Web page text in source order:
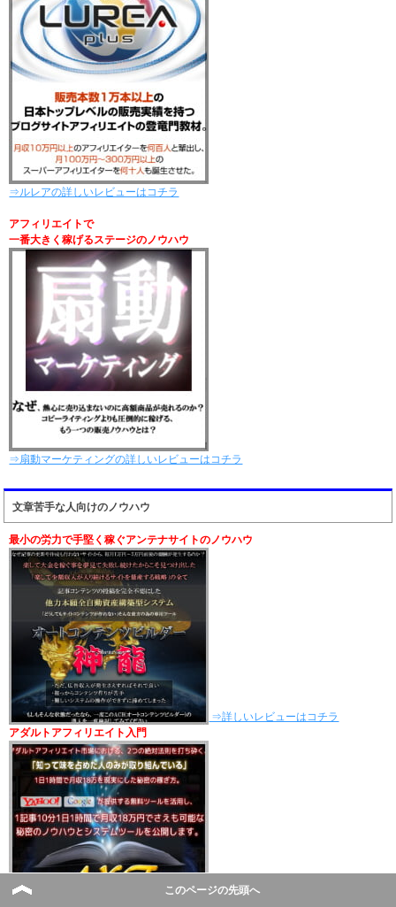
⇒ルレアの詳しいレビューはコチラ
アフィリエイトで
一番大きく稼げるステージのノウハウ
⇒扇動マーケティングの詳しいレビューはコチラ
文章苦手な人向けのノウハウ
最小の労力で手堅く稼ぐアンテナサイトのノウハウ
⇒詳しいレビューはコチラ
アダルトアフィリエイト入門
このページの先頭へ